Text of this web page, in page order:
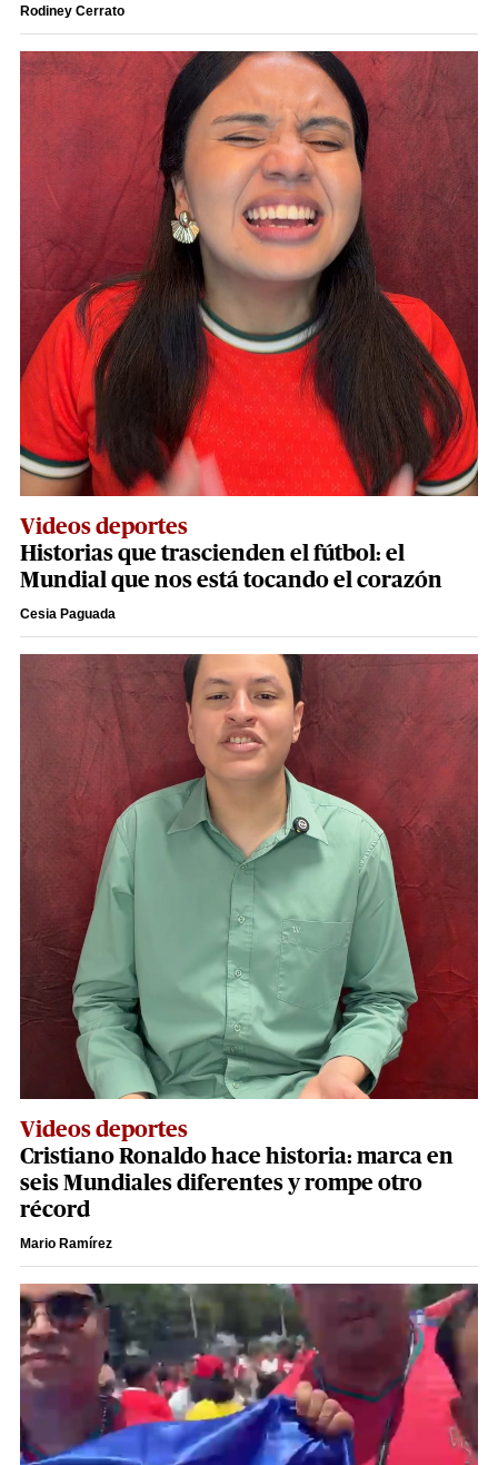
Rodiney Cerrato
Videos deportes
Historias que trascienden el fútbol: el
Mundial que nos está tocando el corazón
Cesia Paguada
Videos deportes
Cristiano Ronaldo hace historia: marca en
seis Mundiales diferentes y rompe otro
récord
Mario Ramírez